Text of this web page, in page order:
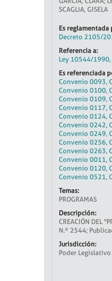
SCAGLIA, GISELA
Es reglamentada
Decreto 2105/
Referencia a:
Ley 10544/1990,
Es referenciada
Convenio 0093,
Convenio 0100,
Convenio 0109,
Convenio 0117,
Convenio 0124,
Convenio 0242,
Convenio 0249,
Convenio 0256,
Convenio 0263,
Convenio 0011,
Convenio 0120,
Convenio 0521,
Temas:
PROGRAMAS
Descripción:
CREACIÓN DEL
N.º 2544;
Jurisdicción:
Poder